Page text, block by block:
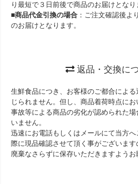
り最短で３日前後で商品のお届けとなり
■商品代金引換の場合 ：ご注文確認後よ
のお届けとなります。
返品・交換に
生鮮食品につき、お客様のご都合によ
じられません。但し、商品着荷時点に
事故等による商品の劣化が認められた
いません。
迅速にお電話もしくはメールにて当方
際に現品確認させて頂く事がございま
廃棄なさらずに保存いただきますようお